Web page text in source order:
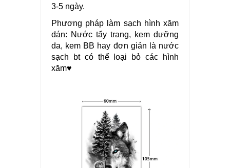
3-5 ngày.
Phương pháp làm sạch hình xăm
dán: Nước tẩy trang, kem dưỡng
da, kem BB hay đơn giản là nước
sạch bt có thể loại bỏ các hình
xăm♥